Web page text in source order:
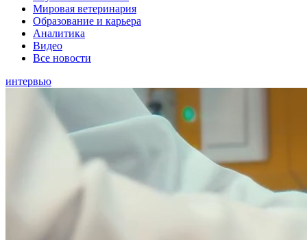
Мировая ветеринария
Образование и карьера
Аналитика
Видео
Все новости
интервью